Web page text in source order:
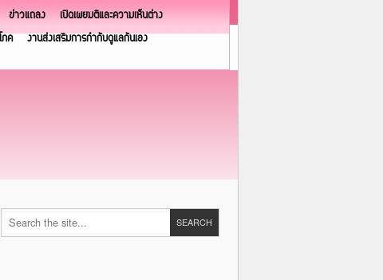
ข่าวแถลง
เปิดเผยมติและความเห็นต่าง
ค
งานส่งเสริมการกำกับดูแลกันเอง